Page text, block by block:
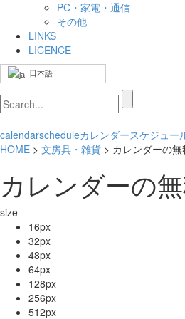
PC・家電・通信
その他
LINKS
LICENCE
日本語
calendarscheduleカレンダースケジュー
HOME > 文房具・雑貨 > カレンダーの
カレンダーの
size
16px
32px
48px
64px
128px
256px
512px